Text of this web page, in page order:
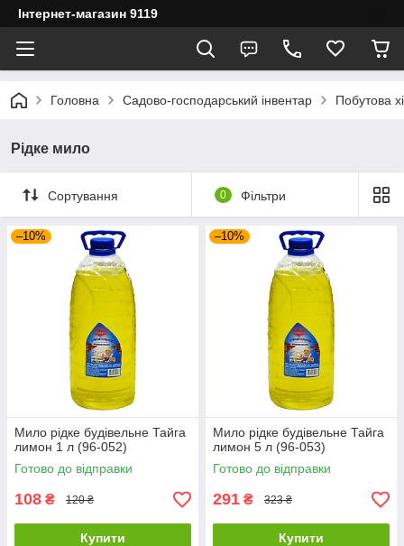
Інтернет-магазин 9119
Головна Садово-господарський інвентар Побутова
Рідке мило
Сортування 0 Фільтри
–10%
Мило рідке будівельне Тайга
лимон 1 л (96-052)
Готово до відправки
108 ₴ 120 ₴
Купити
–10%
Мило рідке будівельне Тайга
лимон 5 л (96-053)
Готово до відправки
291 ₴ 323 ₴
Купити